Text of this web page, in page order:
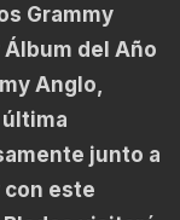
Grammy
del Año
Anglo,
junto a
con este